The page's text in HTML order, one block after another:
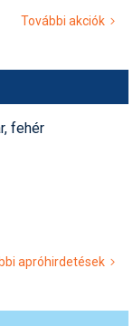
További akciók
fehér
apróhirdetések